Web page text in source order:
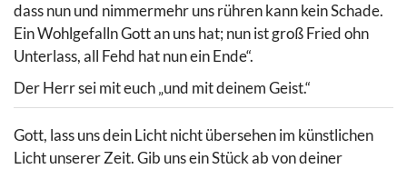
dass nun und nimmermehr uns rühren kann kein Schade.
Ein Wohlgefalln Gott an uns hat; nun ist groß Fried ohn
Unterlass, all Fehd hat nun ein Ende“.
Der Herr sei mit euch „und mit deinem Geist.“
Gott, lass uns dein Licht nicht übersehen im künstlichen
Licht unserer Zeit. Gib uns ein Stück ab von deiner